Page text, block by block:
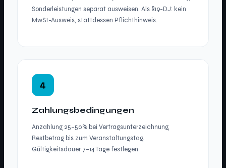
Sonderleistungen separat ausweisen. Als §19-DJ: kein
MwSt-Ausweis, stattdessen Pflichthinweis.
4
Zahlungsbedingungen
Anzahlung 25–50% bei Vertragsunterzeichnung,
Restbetrag bis zum Veranstaltungstag.
Gültigkeitsdauer 7–14 Tage festlegen.